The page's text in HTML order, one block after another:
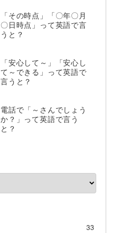
「その時点」「〇年〇月
〇日時点」って英語で言
うと？
「安心して～」「安心し
て～できる」って英語で
言うと？
電話で「～さんでしょう
か？」って英語で言う
と？
33